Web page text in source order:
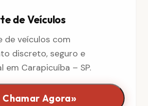
de Veículos
de veículos com
discreto, seguro e
em Carapicuíba – SP.
Chamar Agora»